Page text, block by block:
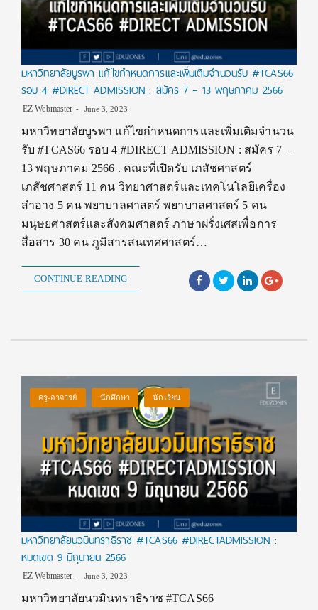
มหาวิทยาลัยบูรพา แก้ไขกำหนดการและเพิ่มเติมจำนวนรับ #TCAS66
รอบ 4 #DIRECT ADMISSION : สมัคร 7 – 13 พฤษภาคม 2566
EZ Webmaster June 3, 2023
มหาวิทยาลัยบูรพา แก้ไขกำหนดการและเพิ่มเติมจำนวน
รับ #TCAS66 รอบ 4 #DIRECT ADMISSION : สมัคร 7 –
13 พฤษภาคม 2566 . คณะที่เปิดรับ เภสัชศาสตร์
เภสัชศาสตร์ 11 คน วิทยาศาสตร์และเทคโนโลยีเครื่อง
สำอาง 5 คน พยาบาลศาสตร์ พยาบาลศาสตร์ 5 คน
มนุษยศาสตร์และสังคมศาสตร์ ภาษาฝรั่งเศสเพื่อการ
สื่อสาร 30 คน ภูมิสารสนเทศศาสตร์…
CONTINUE READING
ครู-อาจารย์ นักศึกษา นักเรียน
มหาวิทยาลัยนวมินทราธิราช #TCAS66 #DIRECTADMISSION :
หมดเขต 9 มิถุนายน 2566
EZ Webmaster June 3, 2023
มหาวิทยาลัยนวมินทราธิราช #TCAS66